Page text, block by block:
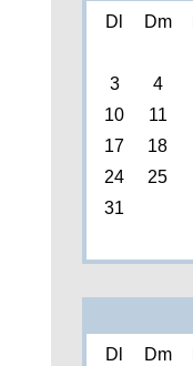
Dl Dm
3
4
10
11
17
18
24
25
31
Dl Dm